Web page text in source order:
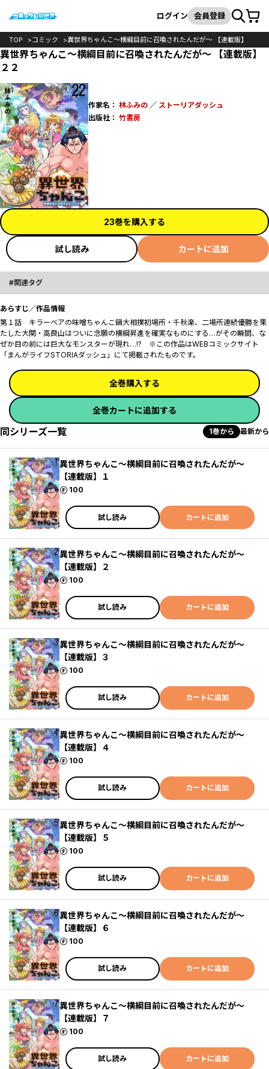
検索
ログイン 会員登録カート
TOP コミック 異世界ちゃんこ～横綱目前に召喚されたんだが～ 【連載版】
異世界ちゃんこ～横綱目前に召喚されたんだが～ 【連載版】
２２
作家名： 林ふみの／ ストーリアダッシュ
出版社： 竹書房
23巻を購入する
試し読み カートに追加
関連タグ
あらすじ／作品情報
第１話 キラーベアの味噌ちゃんこ鍋大相撲初場所・千秋楽、二場所連続優勝を果
たした大関・高良山はついに念願の横綱昇進を確実なものにする…がその瞬間、な
ぜか目の前には巨大なモンスターが現れ…!? ※この作品はWEBコミックサイト
「まんがライフSTORIAダッシュ」にて掲載されたものです。
全巻購入する
全巻カートに追加する
同シリーズ一覧 1巻から 最新から
異世界ちゃんこ～横綱目前に召喚されたんだが～
【連載版】１
100
ポイント
試し読み カートに追加
異世界ちゃんこ～横綱目前に召喚されたんだが～
【連載版】２
100
ポイント
試し読み カートに追加
異世界ちゃんこ～横綱目前に召喚されたんだが～
【連載版】３
100
ポイント
試し読み カートに追加
異世界ちゃんこ～横綱目前に召喚されたんだが～
【連載版】４
100
ポイント
試し読み カートに追加
異世界ちゃんこ～横綱目前に召喚されたんだが～
【連載版】５
100
ポイント
試し読み カートに追加
異世界ちゃんこ～横綱目前に召喚されたんだが～
【連載版】６
100
ポイント
試し読み カートに追加
異世界ちゃんこ～横綱目前に召喚されたんだが～
【連載版】７
100
ポイント
試し読み カートに追加